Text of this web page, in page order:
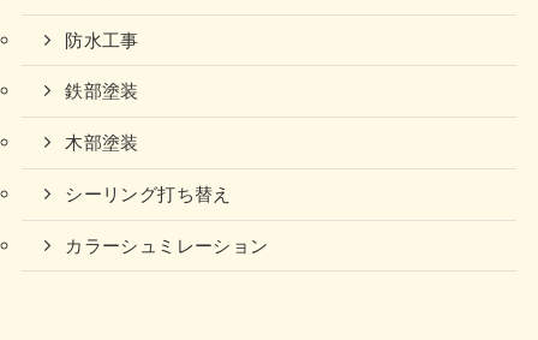
防水工事
鉄部塗装
木部塗装
シーリング打ち替え
カラーシュミレーション